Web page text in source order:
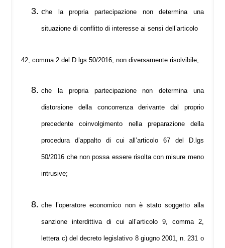
che la propria partecipazione non determina una
situazione di conflitto di interesse ai sensi dell’articolo
42, comma 2 del D.lgs 50/2016, non diversamente risolvibile;
che la propria partecipazione non determina una
distorsione della concorrenza derivante dal proprio
precedente coinvolgimento nella preparazione della
procedura d’appalto di cui all’articolo 67 del D.lgs
50/2016 che non possa essere risolta con misure meno
intrusive;
che l’operatore economico non è stato soggetto alla
sanzione interdittiva di cui all’articolo 9, comma 2,
lettera c) del decreto legislativo 8 giugno 2001, n. 231 o